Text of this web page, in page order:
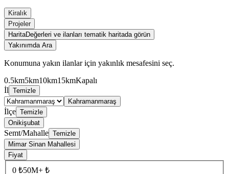
Kiralık
Projeler
HaritaDeğerleri ve ilanları tematik haritada görün
Yakınımda Ara
Konumuna yakın ilanlar için yakınlık mesafesini seç.
0.5km5km10km15kmKapalı
İl Temizle
Kahramanmaraş
İlçe Temizle
Onikişubat
Semt/Mahalle Temizle
Mimar Sinan Mahallesi
Fiyat
0 ₺50M+ ₺